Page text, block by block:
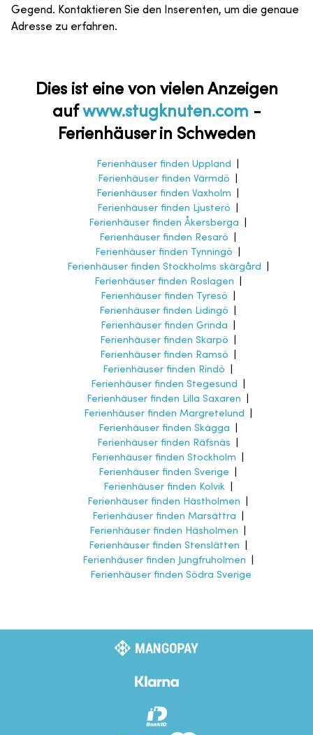
Gegend. Kontaktieren Sie den Inserenten, um die genaue
Adresse zu erfahren.
Dies ist eine von vielen Anzeigen
auf www.stugknuten.com -
Ferienhäuser in Schweden
Ferienhäuser finden Uppland
Ferienhäuser finden Värmdö
Ferienhäuser finden Vaxholm
Ferienhäuser finden Ljusterö
Ferienhäuser finden Åkersberga
Ferienhäuser finden Resarö
Ferienhäuser finden Tynningö
Ferienhäuser finden Stockholms skärgård
Ferienhäuser finden Roslagen
Ferienhäuser finden Tyresö
Ferienhäuser finden Lidingö
Ferienhäuser finden Grinda
Ferienhäuser finden Skarpö
Ferienhäuser finden Ramsö
Ferienhäuser finden Rindö
Ferienhäuser finden Stegesund
Ferienhäuser finden Lilla Saxaren
Ferienhäuser finden Margretelund
Ferienhäuser finden Skägga
Ferienhäuser finden Räfsnäs
Ferienhäuser finden Stockholm
Ferienhäuser finden Sverige
Ferienhäuser finden Kolvik|
Ferienhäuser finden Hästholmen
Ferienhäuser finden Marsättra
Ferienhäuser finden Häsholmen
Ferienhäuser finden Stenslätten
Ferienhäuser finden Jungfruholmen
Ferienhäuser finden Södra Sverige